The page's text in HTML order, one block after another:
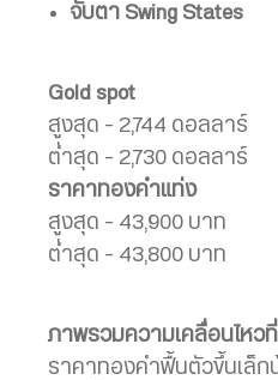
จับตา Swing States
Gold spot
สูงสุด – 2,744 ดอลลาร์
ต่ำสุด – 2,730 ดอลลาร์
ราคาทองคำแท่ง
สูงสุด – 43,900 บาท
ต่ำสุด – 43,800 บาท
ภาพรวมความเคลื่อนไหว
ราคาทองคำฟื้นตัวขึ้นเล็ก